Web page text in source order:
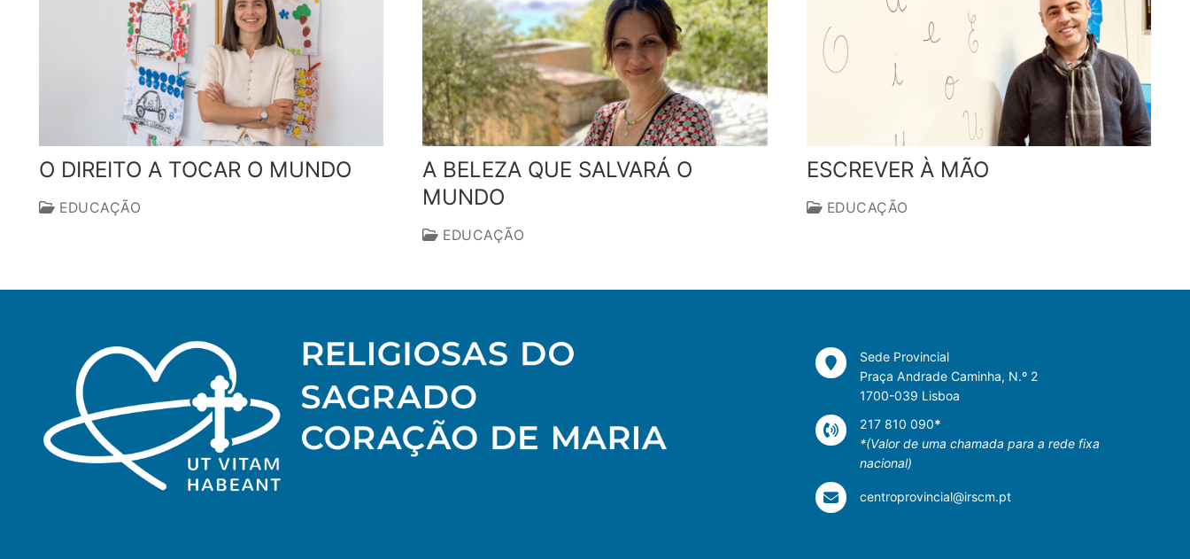
O DIREITO A TOCAR O MUNDO
EDUCAÇÃO
A BELEZA QUE SALVARÁ O
MUNDO
EDUCAÇÃO
ESCREVER À MÃO
EDUCAÇÃO
Sede Provincial
Praça Andrade Caminha, N.º 2
1700-039 Lisboa
217 810 090*
*(Valor de uma chamada para a rede fixa
nacional)
centroprovincial@irscm.pt